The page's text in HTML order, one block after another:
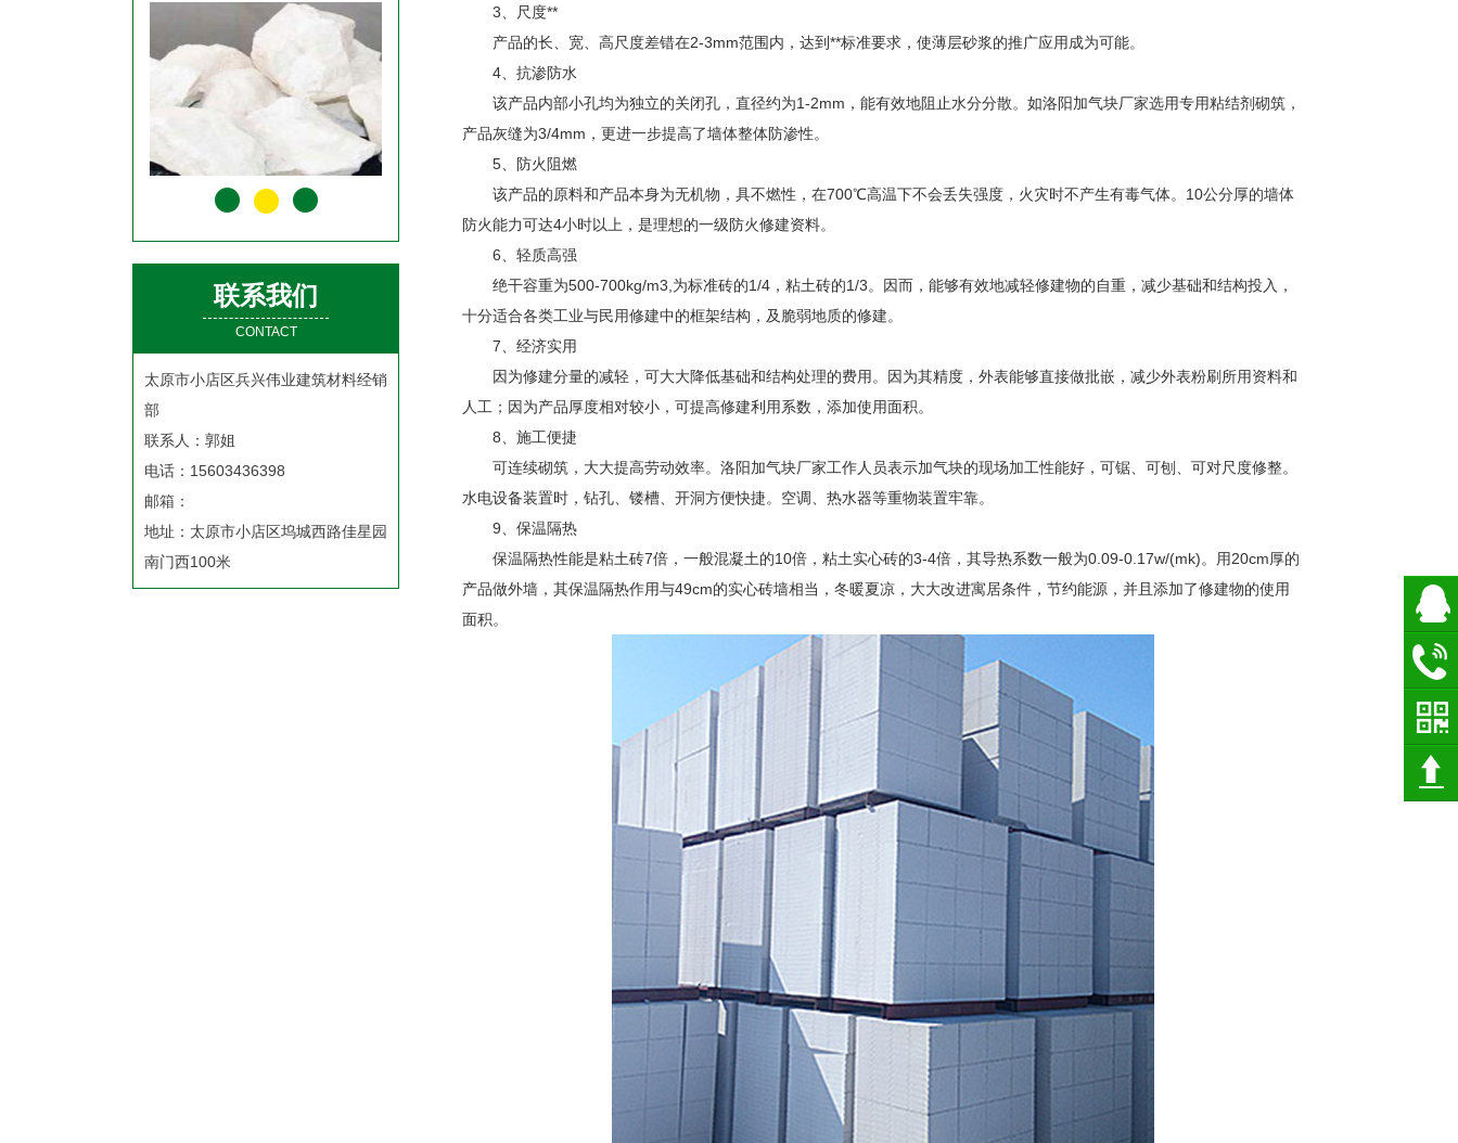
联系我们
CONTACT
太原市小店区兵兴伟业建筑材料经销
部
联系人：郭姐
电话：15603436398
邮箱：
地址：太原市小店区坞城西路佳星园
南门西100米
3、尺度**
产品的长、宽、高尺度差错在2-3mm范围内，达到**标准要求，使薄层砂浆的推广应用成为可能。
4、抗渗防水
该产品内部小孔均为独立的关闭孔，直径约为1-2mm，能有效地阻止水分分散。如洛阳加气块厂家选用专用粘结剂砌筑，
产品灰缝为3/4mm，更进一步提高了墙体整体防渗性。
5、防火阻燃
该产品的原料和产品本身为无机物，具不燃性，在700℃高温下不会丢失强度，火灾时不产生有毒气体。10公分厚的墙体
防火能力可达4小时以上，是理想的一级防火修建资料。
6、轻质高强
绝干容重为500-700kg/m3,为标准砖的1/4，粘土砖的1/3。因而，能够有效地减轻修建物的自重，减少基础和结构投入，
十分适合各类工业与民用修建中的框架结构，及脆弱地质的修建。
7、经济实用
因为修建分量的减轻，可大大降低基础和结构处理的费用。因为其精度，外表能够直接做批嵌，减少外表粉刷所用资料和
人工；因为产品厚度相对较小，可提高修建利用系数，添加使用面积。
8、施工便捷
可连续砌筑，大大提高劳动效率。洛阳加气块厂家工作人员表示加气块的现场加工性能好，可锯、可刨、可对尺度修整。
水电设备装置时，钻孔、镂槽、开洞方便快捷。空调、热水器等重物装置牢靠。
9、保温隔热
保温隔热性能是粘土砖7倍，一般混凝土的10倍，粘土实心砖的3-4倍，其导热系数一般为0.09-0.17w/(mk)。用20cm厚的
产品做外墙，其保温隔热作用与49cm的实心砖墙相当，冬暖夏凉，大大改进寓居条件，节约能源，并且添加了修建物的使用
面积。